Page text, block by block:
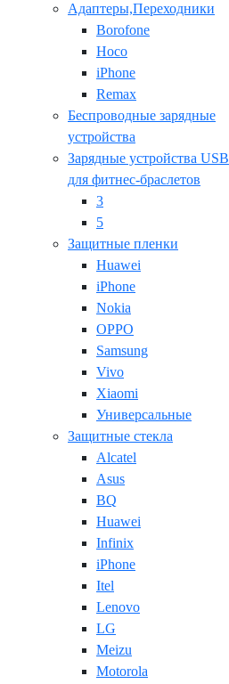
Адаптеры,Переходники
Borofone
Hoco
iPhone
Remax
Беспроводные зарядные
устройства
Зарядные устройства USB
для фитнес-браслетов
3
5
Защитные пленки
Huawei
iPhone
Nokia
OPPO
Samsung
Vivo
Xiaomi
Универсальные
Защитные стекла
Alcatel
Asus
BQ
Huawei
Infinix
iPhone
Itel
Lenovo
LG
Meizu
Motorola